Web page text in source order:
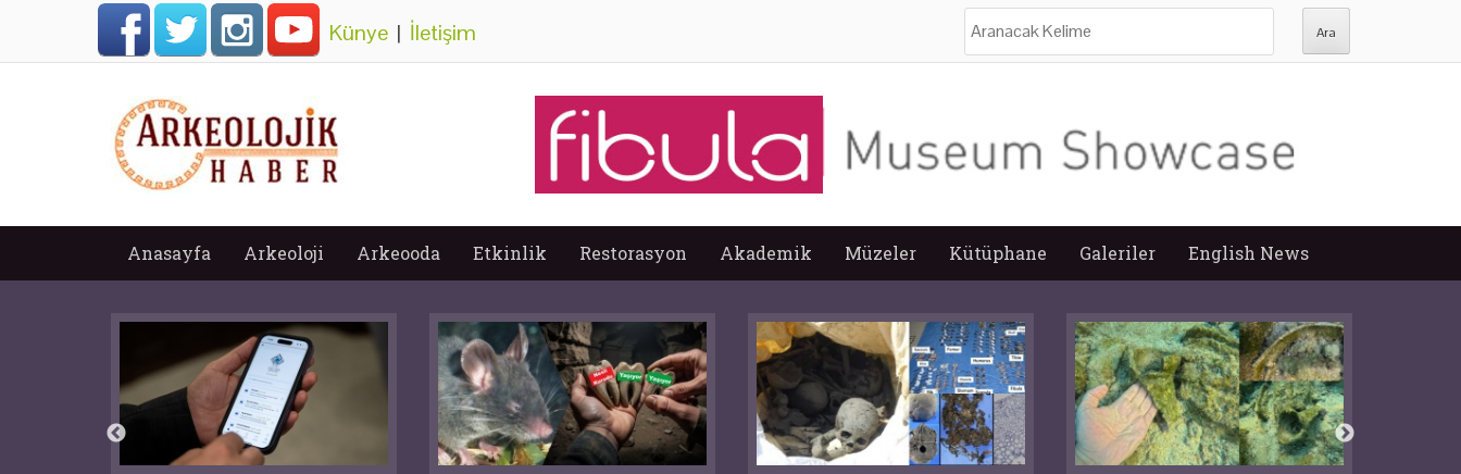
Künye | İletişim
Anasayfa Arkeoloji Arkeooda Etkinlik Restorasyon Akademik Müzeler Kütüphane Galeriler English News